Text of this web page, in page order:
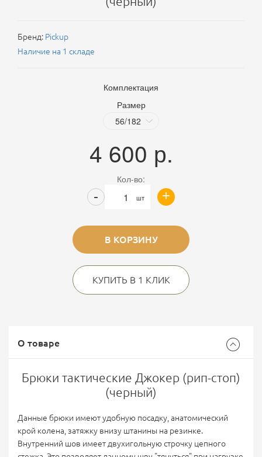
Бренд: Pickup
Наличие на 1 складе
Комплектация
Размер
4 600 р.
Кол-во:
шт +
-
В КОРЗИНУ
КУПИТЬ В 1 КЛИК
О товаре
Брюки тактические Джокер (рип-стоп)
(черный)
Данные брюки имеют удобную посадку, анатомический
крой колена, затяжку внизу штанины на резинке.
Внутренний шов имеет двухигольную строчку цепного